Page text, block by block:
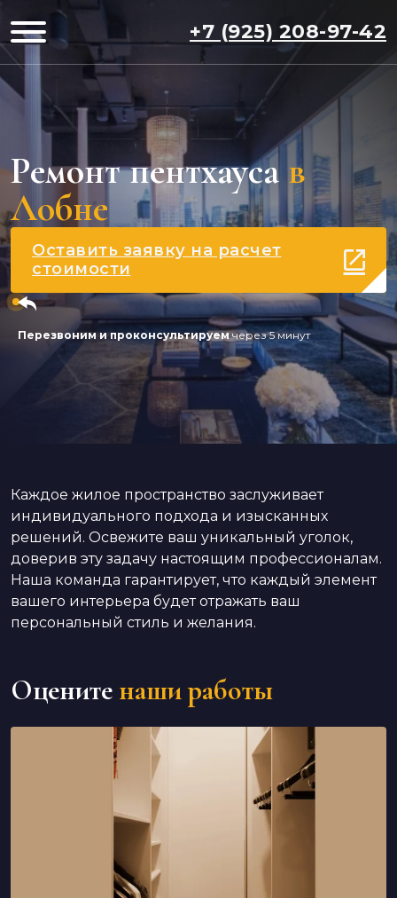
+7 (925) 208-97-42
Ремонт пентхауса в
Лобне
Оставить заявку на расчет
стоимости
Перезвоним и проконсультируемчерез 5 минут
Каждое жилое пространство заслуживает
индивидуального подхода и изысканных
решений. Освежите ваш уникальный уголок,
доверив эту задачу настоящим профессионалам.
Наша команда гарантирует, что каждый элемент
вашего интерьера будет отражать ваш
персональный стиль и желания.
Оцените наши работы